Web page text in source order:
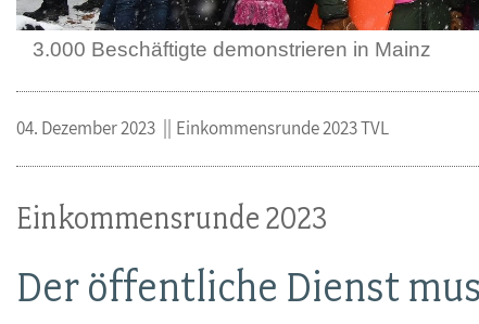
3.000 Beschäftigte demonstrieren in Mainz
Einkommensrunde 2023
Der öffentliche Dienst
04. Dezember 2023 Einkommensrunde 2023 TVL